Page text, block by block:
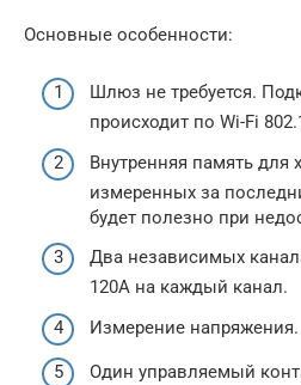
Основные особенности:
Шлюз не требуется.
происходит по Wi-Fi
Внутренняя память для
измеренных за
будет полезно при
Два независимых
120А на каждый канал.
Измерение напряжения.
Один управляемый